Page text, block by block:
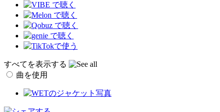
すべてを表示する
曲を使用